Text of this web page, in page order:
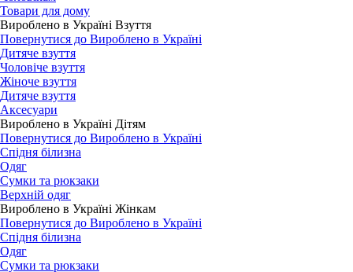
Товари для дому
Вироблено в Україні Взуття
Повернутися до Вироблено в Україні
Дитяче взуття
Чоловіче взуття
Жіноче взуття
Дитяче взуття
Аксесуари
Вироблено в Україні Дітям
Повернутися до Вироблено в Україні
Спідня білизна
Одяг
Сумки та рюкзаки
Верхній одяг
Вироблено в Україні Жінкам
Повернутися до Вироблено в Україні
Спідня білизна
Одяг
Сумки та рюкзаки